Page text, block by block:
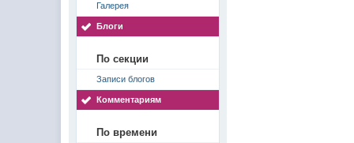
Галерея
Блоги
По секции
Записи блогов
Комментариям
По времени